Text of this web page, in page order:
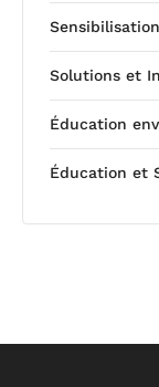
Solutions et
Éducation
Éducation et